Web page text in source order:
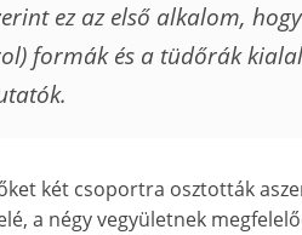
ez az első alkalom,
formák és a tüdőrák
két csoportra osztották
a négy vegyületnek